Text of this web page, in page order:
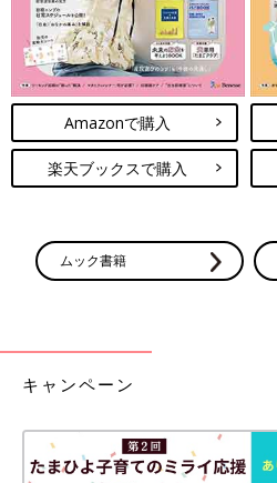
Amazonで購入
楽天ブックスで購入
ムック書籍
キャンペーン